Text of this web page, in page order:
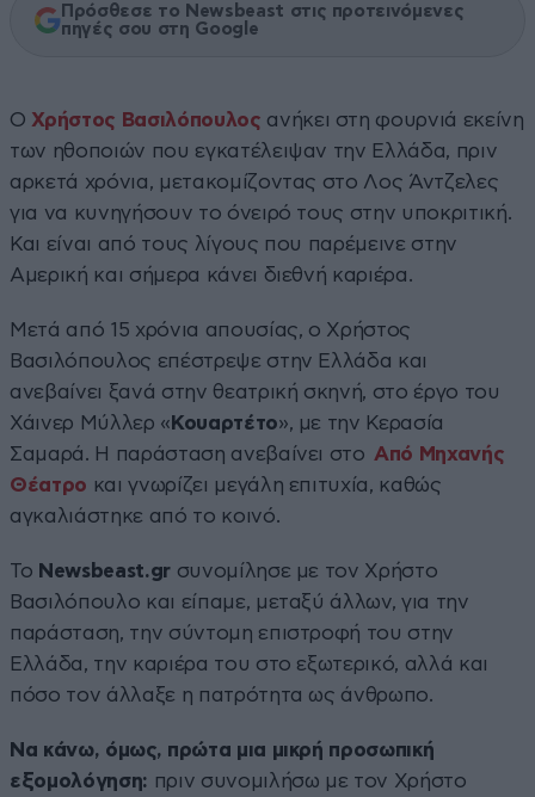
Πρόσθεσε το Newsbeast στις προτεινόμενες
πηγές σου στη Google
Ο Χρήστος Βασιλόπουλος ανήκει στη φουρνιά εκείνη
των ηθοποιών που εγκατέλειψαν την Ελλάδα, πριν
αρκετά χρόνια, μετακομίζοντας στο Λος Άντζελες
για να κυνηγήσουν το όνειρό τους στην υποκριτική.
Και είναι από τους λίγους που παρέμεινε στην
Αμερική και σήμερα κάνει διεθνή καριέρα.
Μετά από 15 χρόνια απουσίας, ο Χρήστος
Βασιλόπουλος επέστρεψε στην Ελλάδα και
ανεβαίνει ξανά στην θεατρική σκηνή, στο έργο του
Χάινερ Μύλλερ « Κουαρτέτο», με την Κερασία
Σαμαρά. Η παράσταση ανεβαίνει στο Από Μηχανής
Θέατρο και γνωρίζει μεγάλη επιτυχία, καθώς
αγκαλιάστηκε από το κοινό.
Το Newsbeast.gr συνομίλησε με τον Χρήστο
Βασιλόπουλο και είπαμε, μεταξύ άλλων, για την
παράσταση, την σύντομη επιστροφή του στην
Ελλάδα, την καριέρα του στο εξωτερικό, αλλά και
πόσο τον άλλαξε η πατρότητα ως άνθρωπο.
Να κάνω, όμως, πρώτα μια μικρή προσωπική
εξομολόγηση: πριν συνομιλήσω με τον Χρήστο